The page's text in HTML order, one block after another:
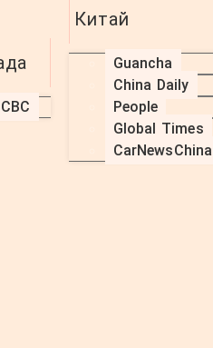
CBC
Китай
Guancha
China Daily
People
Global Times
CarNewsChina
Голосові
себе та
клони сучасні
людей.